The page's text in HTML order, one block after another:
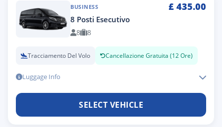
BUSINESS £ 435.00
8 Posti Esecutivo
8 8
Tracciamento Del Volo Cancellazione Gratuita (12 Ore)
Luggage Info
SELECT VEHICLE